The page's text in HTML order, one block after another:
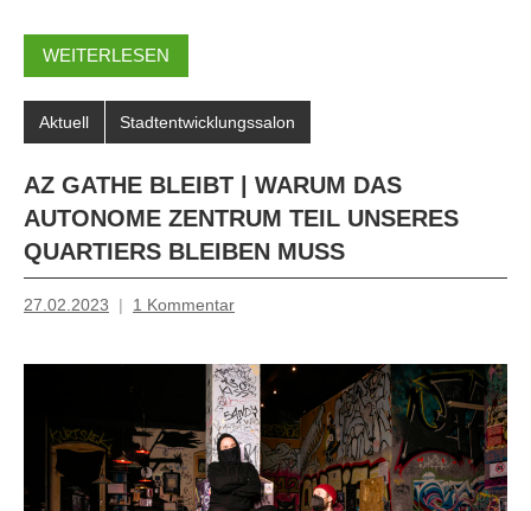
WEITERLESEN
Aktuell Stadtentwicklungssalon
AZ GATHE BLEIBT | WARUM DAS
AUTONOME ZENTRUM TEIL UNSERES
QUARTIERS BLEIBEN MUSS
27.02.2023
Mosche
1 Kommentar